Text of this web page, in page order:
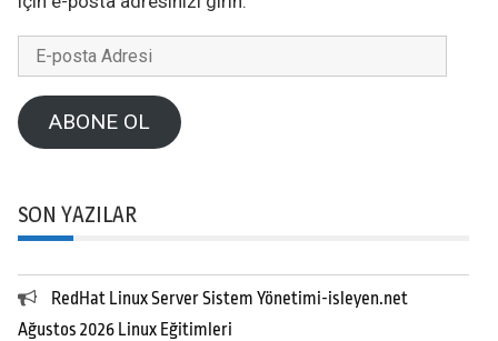
posta
AdresiABONE OL
SON YAZILAR
RedHat Linux Server Sistem Yönetimi-isleyen.net
Ağustos 2026 Linux Eğitimleri